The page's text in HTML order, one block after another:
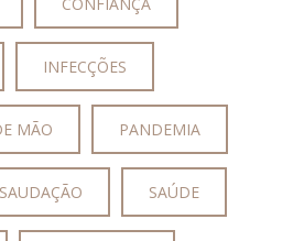
CONFIANÇA
INFECÇÕES
MÃO PANDEMIA
SAUDAÇÃO SAÚDE